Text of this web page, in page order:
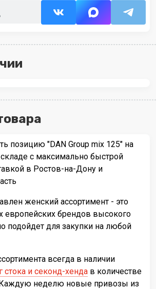
позицию "DAN Group mix 125" на
с максимально быстрой
в Ростов-на-Дону и
женский ассортимент - это
европейских брендов высокого
подойдет для закупки на любой
всегда в наличии
стока и секонд-хенда в количестве
Каждую неделю новые привозы из